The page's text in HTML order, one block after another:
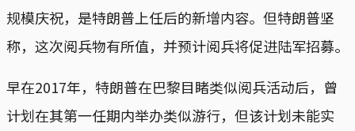
规模庆祝，是特朗普上任后的新增内容。但特朗普坚
称，这次阅兵物有所值，并预计阅兵将促进陆军招募。
早在2017年，特朗普在巴黎目睹类似阅兵活动后，曾
计划在其第一任期内举办类似游行，但该计划未能实